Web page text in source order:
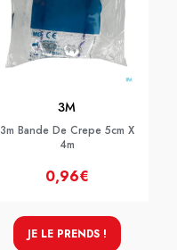
3M
3m Bande De Crepe 5cm X
4m
0,96€
JE LE PRENDS !